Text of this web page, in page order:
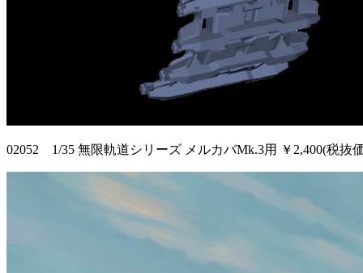
02052 1/35 無限軌道シリーズ メルカバMk.3用 ￥2,400(税抜